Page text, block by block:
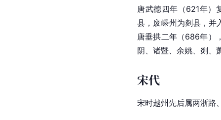
唐武德四年（621年）
县，废嵊州为剡县，并
唐垂拱二年（686年）
阴、诸暨、余姚、剡、
宋代
宋时越州先后属两浙路